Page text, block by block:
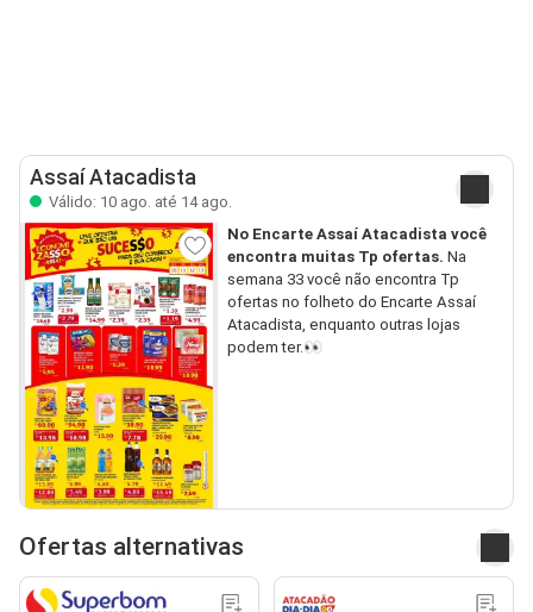
Assaí Atacadista
Válido: 10 ago. até 14 ago.
No Encarte Assaí Atacadista você
encontra muitas Tp ofertas. Na
semana 33 você não encontra Tp
ofertas no folheto do Encarte Assaí
Atacadista, enquanto outras lojas
podem ter.👀
Ofertas alternativas